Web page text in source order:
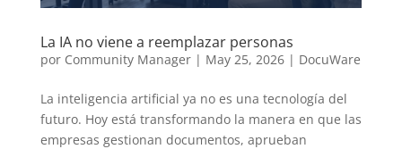
La IA no viene a reemplazar personas
por Community Manager| May 25, 2026| DocuWare
La inteligencia artificial ya no es una tecnología del
futuro. Hoy está transformando la manera en que las
empresas gestionan documentos, aprueban